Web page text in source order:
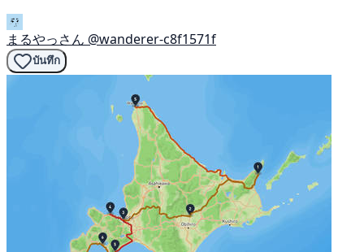
まるやっさん @wanderer-c8f1571f
บันทึก